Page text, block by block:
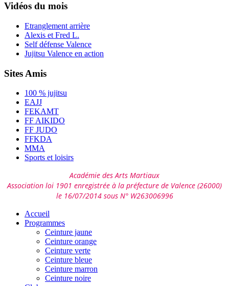
Vidéos du mois
Etranglement arrière
Alexis et Fred L.
Self défense Valence
Jujitsu Valence en action
Sites Amis
100 % jujitsu
EAJJ
FEKAMT
FF AIKIDO
FF JUDO
FFKDA
MMA
Sports et loisirs
Académie des Arts Martiaux
Association loi 1901 enregistrée à la préfecture de Valence (26000)
le 16/07/2014 sous N° W263006996
Accueil
Programmes
Ceinture jaune
Ceinture orange
Ceinture verte
Ceinture bleue
Ceinture marron
Ceinture noire